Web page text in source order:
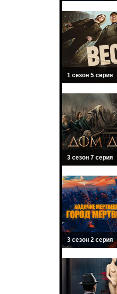
1 сезон 5 серия
3 сезон 7 серия
3 сезон 2 серия